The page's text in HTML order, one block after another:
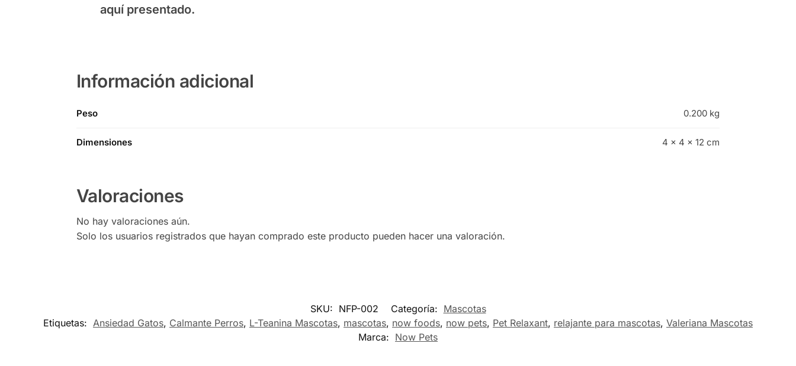
aquí presentado.
Información adicional
Peso 0.200 kg
Dimensiones 4 × 4 × 12 cm
Valoraciones
No hay valoraciones aún.
Solo los usuarios registrados que hayan comprado este producto pueden hacer una valoración.
SKU: NFP-002 Categoría: Mascotas
Etiquetas: Ansiedad Gatos, Calmante Perros, L-Teanina Mascotas, mascotas, now foods, now pets, Pet Relaxant, relajante para mascotas, Valeriana Mascotas
Marca: Now Pets